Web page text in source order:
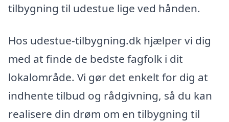
tilbygning til udestue lige ved hånden.
Hos udestue-tilbygning.dk hjælper vi dig
med at finde de bedste fagfolk i dit
lokalområde. Vi gør det enkelt for dig at
indhente tilbud og rådgivning, så du kan
realisere din drøm om en tilbygning til